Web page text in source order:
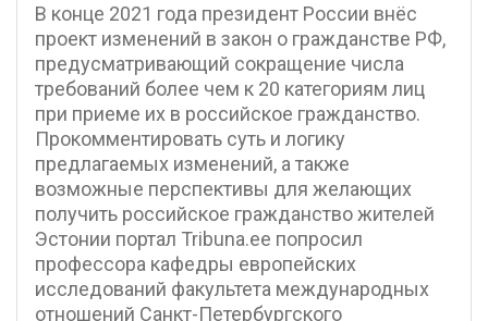
В конце 2021 года президент России внёс
проект изменений в закон о гражданстве РФ,
предусматривающий сокращение числа
требований более чем к 20 категориям лиц
при приеме их в российское гражданство.
Прокомментировать суть и логику
предлагаемых изменений, а также
возможные перспективы для желающих
получить российское гражданство жителей
Эстонии портал Tribuna.ee попросил
профессора кафедры европейских
исследований факультета международных
отношений Санкт-Петербургского